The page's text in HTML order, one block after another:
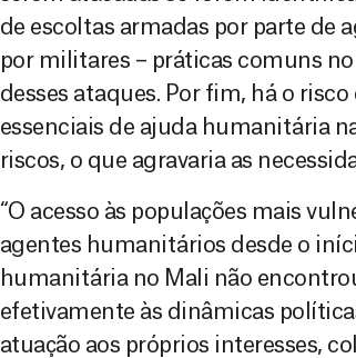
de escoltas armadas por parte de
por militares – práticas comuns
desses ataques. Por fim, há o
essenciais de ajuda humanitária
riscos, o que agravaria as
“O acesso às populações mais
agentes humanitários desde o
humanitária no Mali não
efetivamente às dinâmicas
atuação aos próprios interesses,